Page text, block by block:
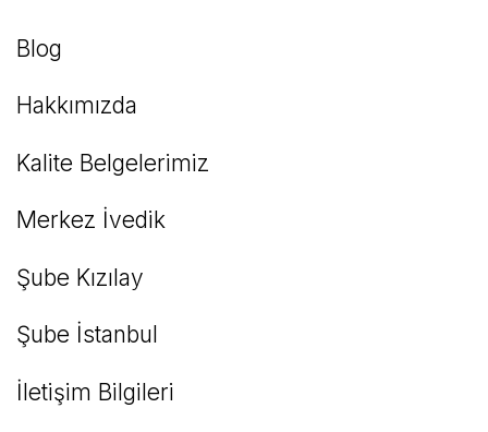
Blog
Hakkımızda
Kalite Belgelerimiz
Merkez İvedik
Şube Kızılay
Şube İstanbul
İletişim Bilgileri